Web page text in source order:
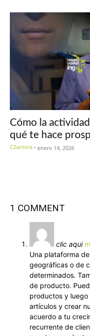
Cómo la
qué te hace
CZamora - enero 14, 2026
1 COMMENT
clic aqui
Una plataforma
geográficas o de
determinados.
de producto.
productos y
artículos y crear
acuerdo a tu
recurrente de